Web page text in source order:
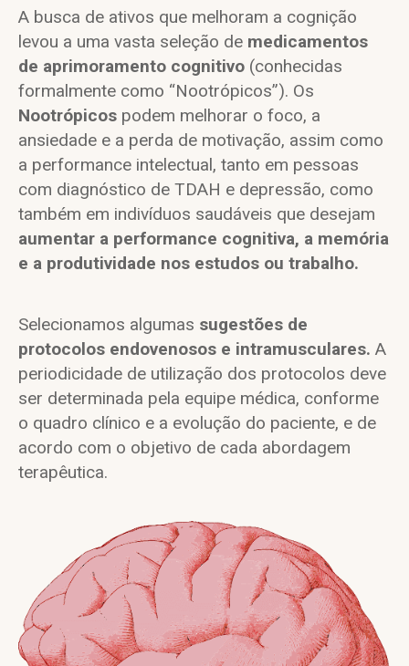
A busca de ativos que melhoram a cognição
levou a uma vasta seleção de medicamentos
de aprimoramento cognitivo (conhecidas
formalmente como “Nootrópicos”). Os
Nootrópicos podem melhorar o foco, a
ansiedade e a perda de motivação, assim como
a performance intelectual, tanto em pessoas
com diagnóstico de TDAH e depressão, como
também em indivíduos saudáveis que desejam
aumentar a performance cognitiva, a memória
e a produtividade nos estudos ou trabalho.
Selecionamos algumas sugestões de
protocolos endovenosos e intramusculares. A
periodicidade de utilização dos protocolos deve
ser determinada pela equipe médica, conforme
o quadro clínico e a evolução do paciente, e de
acordo com o objetivo de cada abordagem
terapêutica.